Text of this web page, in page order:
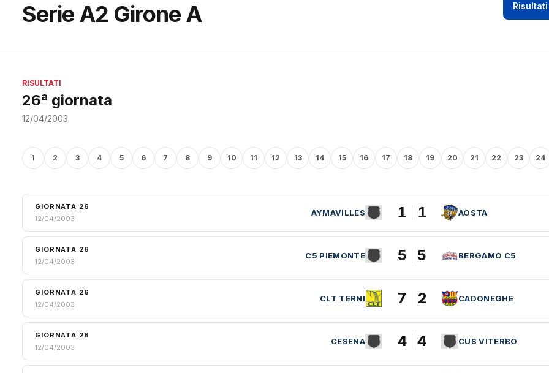
Serie A2 Girone A Risultati
RISULTATI
26ª giornata
12/04/2003
1 2 3 4 5 6 7 8 9 10 11 12 13 14 15 16 17 18 19 20 21 22 23 24
GIORNATA 26
12/04/2003
AYMAVILLES 1 1 AOSTA
GIORNATA 26
12/04/2003
C5 PIEMONTE 5 5 BERGAMO C5
GIORNATA 26
12/04/2003
CLT TERNI 7 2 CADONEGHE
GIORNATA 26
12/04/2003
CESENA 4 4 CUS VITERBO